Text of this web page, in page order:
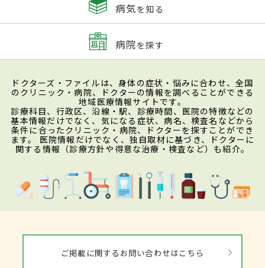
病気を知る
病院を探す
ドクターズ・ファイルは、身体の症状・悩みに合わせ、全国
のクリニック・病院、ドクターの情報を調べることができる
地域医療情報サイトです。
診療科目、行政区、沿線・駅、診療時間、医院の特徴などの
基本情報だけでなく、気になる症状、病名、検査名などから
条件に合ったクリニック・病院、ドクターを探すことができ
ます。 医院情報だけでなく、独自取材に基づき、ドクターに
関する情報（診療方針や得意な治療・検査など）も紹介。
ご掲載に関するお問い合わせはこちら